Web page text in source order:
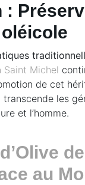
:
Saint Michel
de cet
les
et l’homme.
de
au